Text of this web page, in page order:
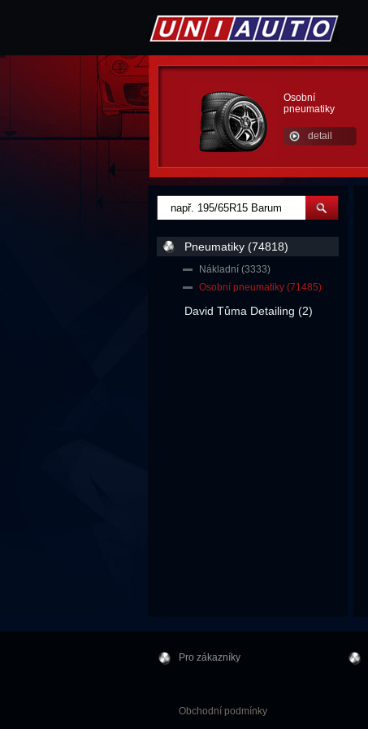
Osobní
pneumatiky
detail
Pneumatiky (74818)
Nákladní (3333)
Osobní pneumatiky (71485)
David Tůma Detailing (2)
Pro zákazníky
Obchodní podmínky